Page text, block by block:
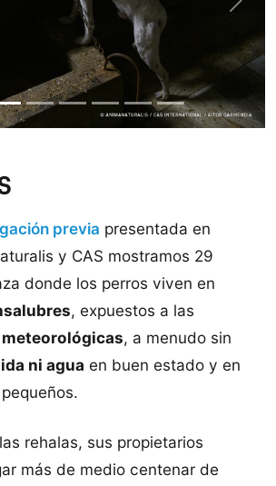
Next
previa presentada en
y CAS mostramos 29
donde los perros viven en
, expuestos a las
, a menudo sin
ni agua en buen estado y en
rehalas, sus propietarios
más de medio centenar de